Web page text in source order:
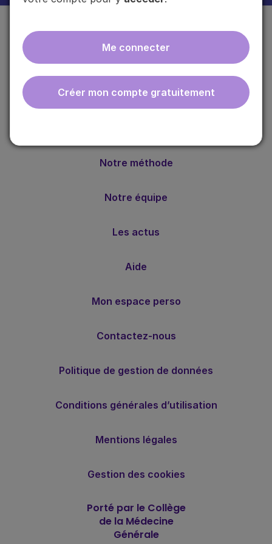
Me connecter
Créer mon compte gratuitement
ebmfrance est une base de connaissances médicales
Notre méthode
Notre équipe
Les actus
Aide
Mon espace perso
Contactez-nous
Politique de gestion de données
Conditions générales d’utilisation
Mentions légales
Gestion des cookies
Porté par le Collège
de la Médecine
Générale